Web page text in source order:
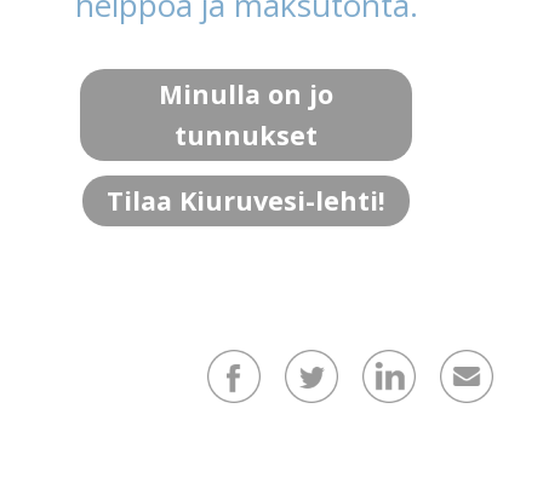
Minulla on jo
tunnukset
Tilaa Kiuruvesi-lehti!